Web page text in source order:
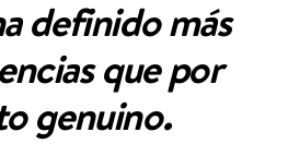
definido más
que por
genuino.